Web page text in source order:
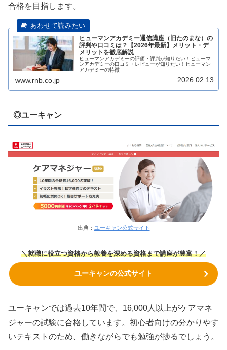
合格を目指します。
ヒューマンアカデミー通信講座（旧たのまな）の
評判や口コミは？【2026年最新】メリット・デ
メリットを徹底解説
ヒューマンアカデミーの評価・評判が知りたい！ヒューマ
ンアカデミーの口コミ・レビューが知りたい！ヒューマン
アカデミーの特徴
www.rnb.co.jp 2026.02.13
◎ユーキャン
出典： ユーキャン公式サイト
＼就職に役立つ資格から教養を深める資格まで講座が豊富！／
ユーキャンの公式サイト
ユーキャンでは過去10年間で、16,000人以上がケアマネ
ジャーの試験に合格しています。初心者向けの分かりやす
いテキストのため、働きながらでも勉強が捗るでしょう。